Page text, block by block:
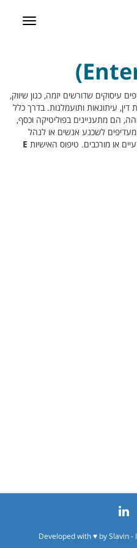
עיסוקים שדורשים יזמה, כגון שיווק,
דין, עיתונאות ותועמלנות. בדרך כלל
הם מתעניינים בפוליטיקה וכסף,
לשכנע אנשים או לנהל
או מורכבים. טיפוס האישיות E
Developed with ♥ bySlavin -